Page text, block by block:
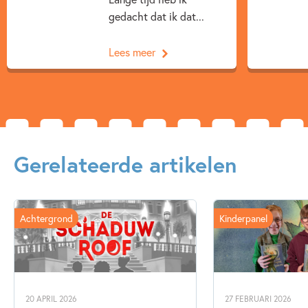
gedacht dat ik dat...
Lees meer
Gerelateerde artikelen
20 APRIL 2026
Achtergrond
27 FEBRUARI 2026
Kinderpanel